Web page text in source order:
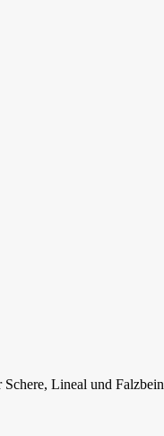
Schere, Lineal und Falzbein